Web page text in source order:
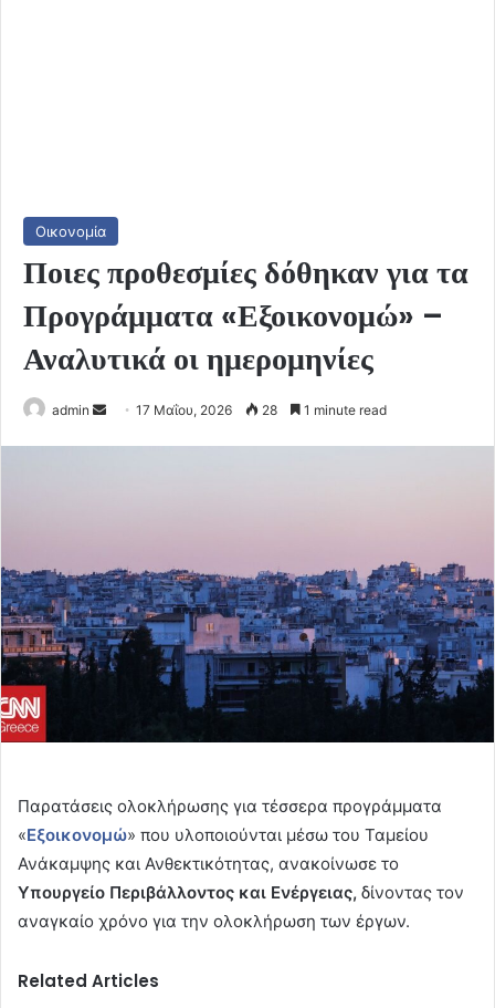
Οικονομία
Ποιες προθεσμίες δόθηκαν για τα
Προγράμματα «Εξοικονομώ» –
Αναλυτικά οι ημερομηνίες
admin
Send17 Μαΐου, 2026 28 1 minute read
Παρατάσεις ολοκλήρωσης για τέσσερα προγράμματα
«Εξοικονομώ» που υλοποιούνται μέσω του Ταμείου
Ανάκαμψης και Ανθεκτικότητας, ανακοίνωσε το
Υπουργείο Περιβάλλοντος και Ενέργειας, δίνοντας τον
αναγκαίο χρόνο για την ολοκλήρωση των έργων.
Related Articles